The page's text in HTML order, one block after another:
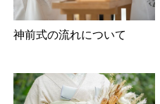
神前式の流れについて